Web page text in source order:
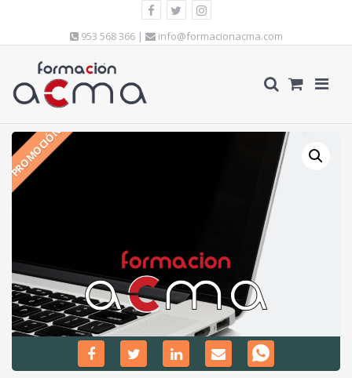
953 568 366 | info@formacionacma.com
PROMOCIÓN